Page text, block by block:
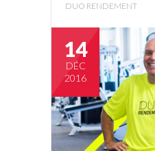
DUO RENDEMENT
14
DÉC
2016